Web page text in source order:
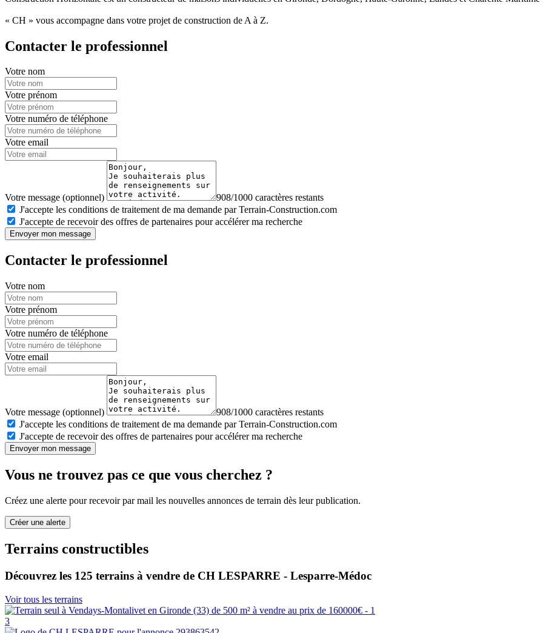
« CH » vous accompagne dans votre projet de construction de A à Z.
Contacter le professionnel
Votre nom
Votre prénom
Votre numéro de téléphone
Votre email
Votre message (optionnel)
908/1000 caractères restants
J'accepte les conditions de traitement de ma demande par Terrain-Construction.com
J'accepte de recevoir des offres de partenaires pour accélérer ma recherche
Envoyer mon message
Contacter le professionnel
Votre nom
Votre prénom
Votre numéro de téléphone
Votre email
Votre message (optionnel)
908/1000 caractères restants
J'accepte les conditions de traitement de ma demande par Terrain-Construction.com
J'accepte de recevoir des offres de partenaires pour accélérer ma recherche
Envoyer mon message
Vous ne trouvez pas ce que vous cherchez ?
Créez une alerte pour recevoir par mail les nouvelles annonces de terrain dès leur publication.
Créer une alerte
Terrains constructibles
Découvrez les 125 terrains à vendre de CH LESPARRE - Lesparre-Médoc
Voir tous les terrains
3